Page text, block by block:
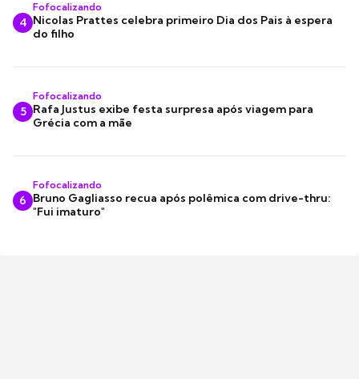
4
Fofocalizando
Nicolas Prattes celebra primeiro Dia dos Pais à espera
do filho
5
Fofocalizando
Rafa Justus exibe festa surpresa após viagem para
Grécia com a mãe
6
Fofocalizando
Bruno Gagliasso recua após polêmica com drive-thru:
"Fui imaturo"